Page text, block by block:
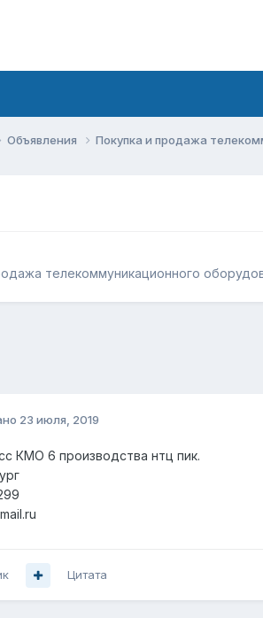
Объявления Покупка и продажа
телекоммуникационного
23 июля, 2019
КМО 6 производства нтц пик.
Цитата